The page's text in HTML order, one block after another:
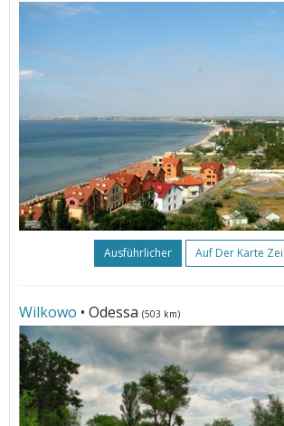
Ausführlicher Auf Der Karte
Wilkowo • Odessa (503 km)